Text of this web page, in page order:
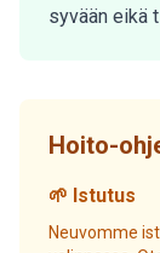
syvään eikä
Hoito-
🌱 Istutus
Neuvomme